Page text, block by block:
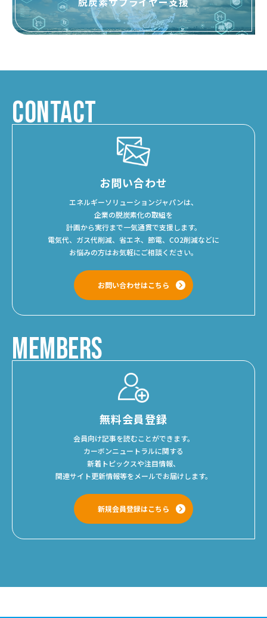
CONTACT
お問い合わせ
エネルギーソリューションジャパンは、
企業の脱炭素化の取組を
計画から実行まで一気通貫で支援します。
電気代、ガス代削減、省エネ、節電、CO2削減などに
お悩みの方はお気軽にご相談ください。
お問い合わせはこちら
MEMBERS
無料会員登録
会員向け記事を読むことができます。
カーボンニュートラルに関する
新着トピックスや注目情報、
関連サイト更新情報等をメールでお届けします。
新規会員登録はこちら